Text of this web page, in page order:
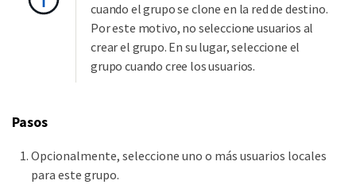
cuando el grupo se clone en la red de destino.
Por este motivo, no seleccione usuarios al
crear el grupo. En su lugar, seleccione el
grupo cuando cree los usuarios.
Pasos
Opcionalmente, seleccione uno o más usuarios locales
para este grupo.